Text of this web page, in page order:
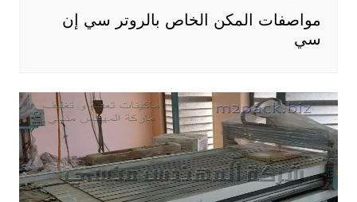
مواصفات المكن الخاص بالروتر سي إن
سي